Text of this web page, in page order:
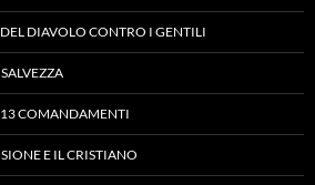
DIAVOLO CONTRO I GENTILI
COMANDAMENTI
E IL CRISTIANO